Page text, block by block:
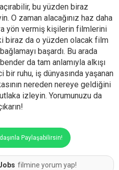
bu yüzden biraz
O zaman alacağınız haz daha
yön vermiş kişilerin filmlerini
biraz da o yüzden olacak film
başardı. Bu arada
da tam anlamıyla alkışı
bir ruhu, iş dünyasında yaşanan
nereden nereye geldiğini
izleyin. Yorumunuzu da
Paylaşabilirsin!
filmine yorum yap!